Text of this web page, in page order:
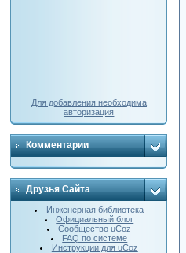
Для добавления необходима
авторизация
Комментарии
Друзья Сайта
Инженерная библиотека
Официальный блог
Сообщество uCoz
FAQ по системе
Инструкции для uCoz